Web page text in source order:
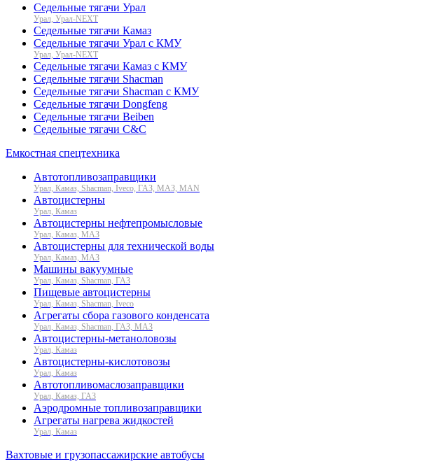
Седельные тягачи Урал
Урал, Урал-NEXT
Седельные тягачи Камаз
Седельные тягачи Урал с КМУ
Урал, Урал-NEXT
Седельные тягачи Камаз с КМУ
Седельные тягачи Shacman
Седельные тягачи Shacman с КМУ
Седельные тягачи Dongfeng
Седельные тягачи Beiben
Седельные тягачи C&C
Емкостная спецтехника
Автотопливозаправщики
Урал, Камаз, Shacman, Iveco, ГАЗ, МАЗ, MAN
Автоцистерны
Урал, Камаз
Автоцистерны нефтепромысловые
Урал, Камаз, МАЗ
Автоцистерны для технической воды
Урал, Камаз, МАЗ
Машины вакуумные
Урал, Камаз, Shacman, ГАЗ
Пищевые автоцистерны
Урал, Камаз, Shacman, Iveco
Агрегаты сбора газового конденсата
Урал, Камаз, Shacman, ГАЗ, МАЗ
Автоцистерны-метаноловозы
Урал, Камаз
Автоцистерны-кислотовозы
Урал, Камаз
Автотопливомаслозаправщики
Урал, Камаз, ГАЗ
Аэродромные топливозаправщики
Агрегаты нагрева жидкостей
Урал, Камаз
Вахтовые и грузопассажирские автобусы